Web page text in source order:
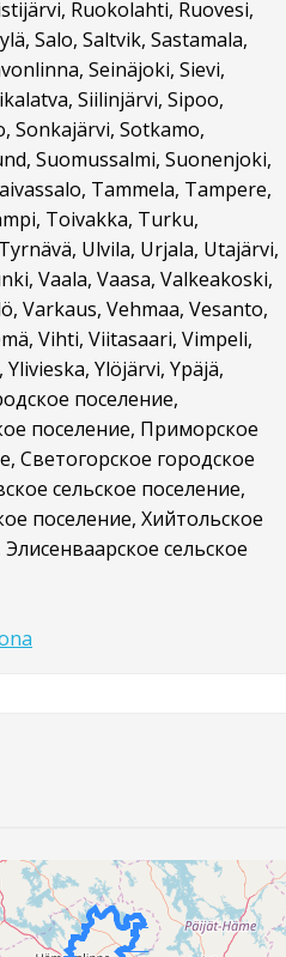
Ruokolahti, Ruovesi,
Salo, Saltvik, Sastamala,
Seinäjoki, Sievi,
Siilinjärvi, Sipoo,
Sonkajärvi, Sotkamo,
Suomussalmi, Suonenjoki,
Tammela, Tampere,
Toivakka, Turku,
Ulvila, Urjala, Utajärvi,
Vaala, Vaasa, Valkeakoski,
Varkaus, Vehmaa, Vesanto,
Vihti, Viitasaari, Vimpeli,
Ylöjärvi, Ypäjä,
поселение,
поселение, Приморское
Светогорское городское
сельское поселение,
поселение, Хийтольское
сельское